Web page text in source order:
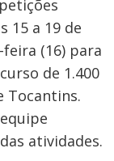
15 a 19 de
(16) para
de 1.400
Tocantins.
atividades.